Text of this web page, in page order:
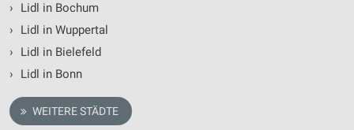
›
Lidl in Bochum
›
Lidl in Wuppertal
›
Lidl in Bielefeld
›
Lidl in Bonn
WEITERE STÄDTE